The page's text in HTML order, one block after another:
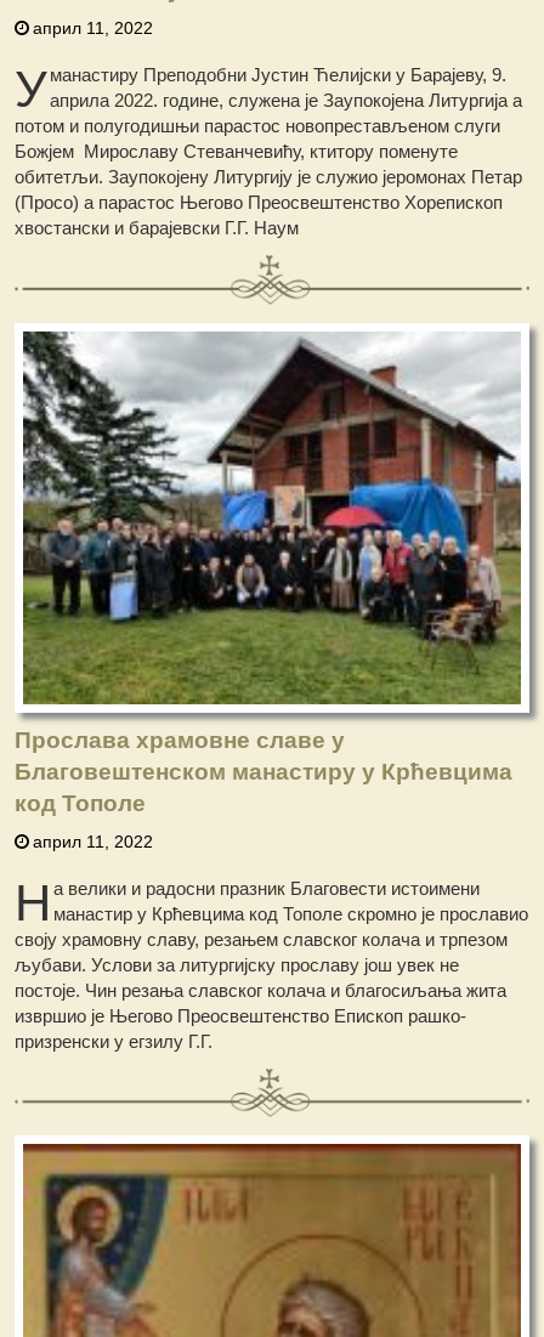
април 11, 2022
Уманастиру Преподобни Јустин Ћелијски у Барајеву, 9.
априла 2022. године, служена је Заупокојена Литургија а
потом и полугодишњи парастос новопрестављеном слуги
Божјем Мирославу Стеванчевићу, ктитору поменуте
обитетљи. Заупокојену Литургију је служио јеромонах Петар
(Просо) а парастос Његово Преосвештенство Хорепископ
хвостански и барајевски Г.Г. Наум
Прослава храмовне славе у
Благовештенском манастиру у Крћевцима
код Тополе
април 11, 2022
Н а велики и радосни празник Благовести истоимени
манастир у Крћевцима код Тополе скромно је прославио
своју храмовну славу, резањем славског колача и трпезом
љубави. Услови за литургијску прославу још увек не
постоје. Чин резања славског колача и благосиљања жита
извршио је Његово Преосвештенство Епископ рашко-
призренски у егзилу Г.Г.